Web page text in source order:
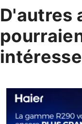
D'autres